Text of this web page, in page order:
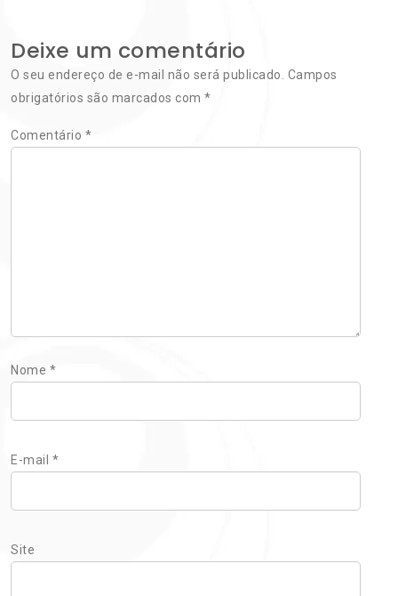
Deixe um comentário
O seu endereço de e-mail não será publicado. Campos
obrigatórios são marcados com *
Comentário *
Nome *
E-mail *
Site